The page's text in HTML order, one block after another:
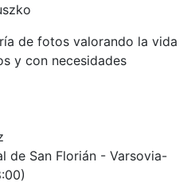
de fotos valorando la vida
y con necesidades
de San Florián - Varsovia-